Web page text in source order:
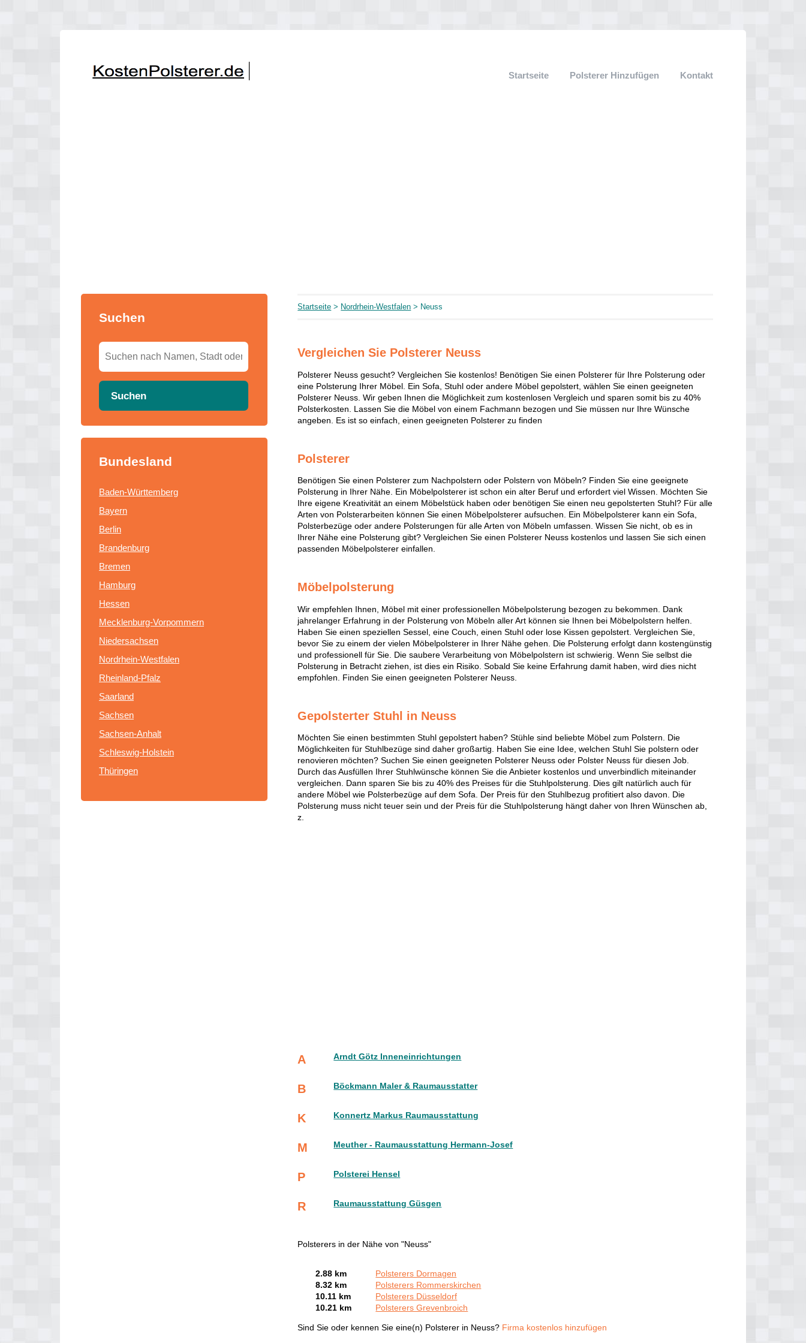
Startseite Polsterer Hinzufügen Kontakt
Suchen
Suchen
Bundesland
Baden-Württemberg
Bayern
Berlin
Brandenburg
Bremen
Hamburg
Hessen
Mecklenburg-Vorpommern
Niedersachsen
Nordrhein-Westfalen
Rheinland-Pfalz
Saarland
Sachsen
Sachsen-Anhalt
Schleswig-Holstein
Thüringen
Startseite > Nordrhein-Westfalen > Neuss
Vergleichen Sie Polsterer Neuss
Polsterer Neuss gesucht? Vergleichen Sie kostenlos! Benötigen Sie einen Polsterer für Ihre Polsterung oder
eine Polsterung Ihrer Möbel. Ein Sofa, Stuhl oder andere Möbel gepolstert, wählen Sie einen geeigneten
Polsterer Neuss. Wir geben Ihnen die Möglichkeit zum kostenlosen Vergleich und sparen somit bis zu 40%
Polsterkosten. Lassen Sie die Möbel von einem Fachmann bezogen und Sie müssen nur Ihre Wünsche
angeben. Es ist so einfach, einen geeigneten Polsterer zu finden
Polsterer
Benötigen Sie einen Polsterer zum Nachpolstern oder Polstern von Möbeln? Finden Sie eine geeignete
Polsterung in Ihrer Nähe. Ein Möbelpolsterer ist schon ein alter Beruf und erfordert viel Wissen. Möchten Sie
Ihre eigene Kreativität an einem Möbelstück haben oder benötigen Sie einen neu gepolsterten Stuhl? Für alle
Arten von Polsterarbeiten können Sie einen Möbelpolsterer aufsuchen. Ein Möbelpolsterer kann ein Sofa,
Polsterbezüge oder andere Polsterungen für alle Arten von Möbeln umfassen. Wissen Sie nicht, ob es in
Ihrer Nähe eine Polsterung gibt? Vergleichen Sie einen Polsterer Neuss kostenlos und lassen Sie sich einen
passenden Möbelpolsterer einfallen.
Möbelpolsterung
Wir empfehlen Ihnen, Möbel mit einer professionellen Möbelpolsterung bezogen zu bekommen. Dank
jahrelanger Erfahrung in der Polsterung von Möbeln aller Art können sie Ihnen bei Möbelpolstern helfen.
Haben Sie einen speziellen Sessel, eine Couch, einen Stuhl oder lose Kissen gepolstert. Vergleichen Sie,
bevor Sie zu einem der vielen Möbelpolsterer in Ihrer Nähe gehen. Die Polsterung erfolgt dann kostengünstig
und professionell für Sie. Die saubere Verarbeitung von Möbelpolstern ist schwierig. Wenn Sie selbst die
Polsterung in Betracht ziehen, ist dies ein Risiko. Sobald Sie keine Erfahrung damit haben, wird dies nicht
empfohlen. Finden Sie einen geeigneten Polsterer Neuss.
Gepolsterter Stuhl in Neuss
Möchten Sie einen bestimmten Stuhl gepolstert haben? Stühle sind beliebte Möbel zum Polstern. Die
Möglichkeiten für Stuhlbezüge sind daher großartig. Haben Sie eine Idee, welchen Stuhl Sie polstern oder
renovieren möchten? Suchen Sie einen geeigneten Polsterer Neuss oder Polster Neuss für diesen Job.
Durch das Ausfüllen Ihrer Stuhlwünsche können Sie die Anbieter kostenlos und unverbindlich miteinander
vergleichen. Dann sparen Sie bis zu 40% des Preises für die Stuhlpolsterung. Dies gilt natürlich auch für
andere Möbel wie Polsterbezüge auf dem Sofa. Der Preis für den Stuhlbezug profitiert also davon. Die
Polsterung muss nicht teuer sein und der Preis für die Stuhlpolsterung hängt daher von Ihren Wünschen ab,
z.
A Arndt Götz Inneneinrichtungen
B Böckmann Maler & Raumausstatter
K Konnertz Markus Raumausstattung
M Meuther - Raumausstattung Hermann-Josef
P Polsterei Hensel
R Raumausstattung Güsgen
Polsterers in der Nähe von "Neuss"
2.88 km
Polsterers Dormagen
8.32 km
Polsterers Rommerskirchen
10.11 km
Polsterers Düsseldorf
10.21 km
Polsterers Grevenbroich
Sind Sie oder kennen Sie eine(n) Polsterer in Neuss? Firma kostenlos hinzufügen